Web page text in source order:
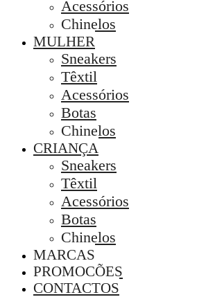
Acessórios
Chinelos
MULHER
Sneakers
Têxtil
Acessórios
Botas
Chinelos
CRIANÇA
Sneakers
Têxtil
Acessórios
Botas
Chinelos
MARCAS
PROMOÇÕES
CONTACTOS